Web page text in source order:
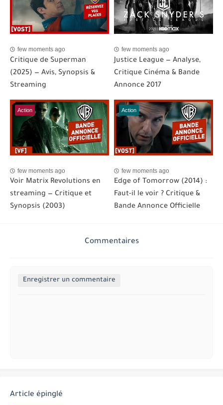
few moments ago
Critique de Superman
(2025) — Avis, Synopsis &
Streaming
few moments ago
Justice League — Analyse,
Critique Cinéma & Bande
Annonce 2017
Action
few moments ago
Voir Matrix Revolutions en
streaming — Critique et
Synopsis (2003)
Action
few moments ago
Edge of Tomorrow (2014) :
Faut-il le voir ? Critique &
Bande Annonce Officielle
Commentaires
Enregistrer un commentaire
Article épinglé